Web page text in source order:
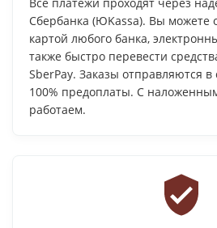
Сбербанка (ЮKassa). Вы можете
картой любого банка,
также быстро перевести
SberPay. Заказы отправляются в
100% предоплаты. С
работаем.